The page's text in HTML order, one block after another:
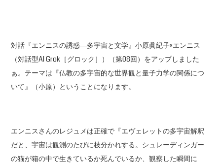
対話『エンニスの誘惑―多宇宙と文学』小原眞紀子×エンニス
（対話型AI Grok［グロック］）（第08回）をアップしました
ぁ。テーマは『仏教の多宇宙的な世界観と量子力学の関係につ
いて』（小原）ということになります。
エンニスさんのレジュメは正確で『エヴェレットの多宇宙解釈
だと、宇宙は観測のたびに枝分かれする。シュレーディンガー
の猫が箱の中で生きているか死んでいるか、観察した瞬間に